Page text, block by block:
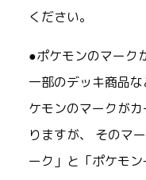
ください。
●ポケモンのマーク
一部のデッキ商品
ケモンのマークが
りますが、 そのマ
ーク」と「ポケモ